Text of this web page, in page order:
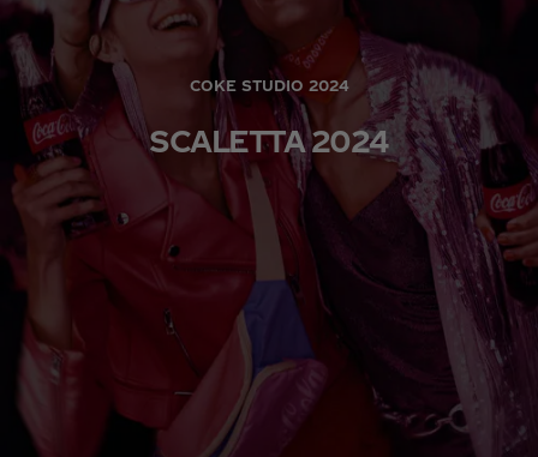
COKE STUDIO 2024
SCALETTA 2024